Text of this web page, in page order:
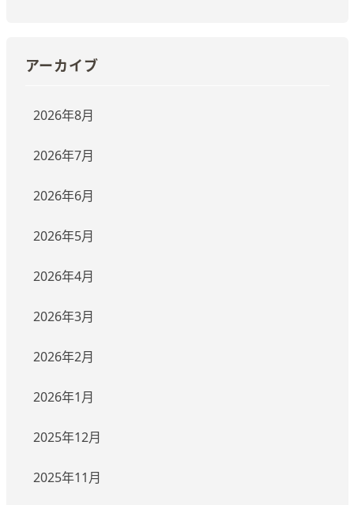
アーカイブ
2026年8月
2026年7月
2026年6月
2026年5月
2026年4月
2026年3月
2026年2月
2026年1月
2025年12月
2025年11月